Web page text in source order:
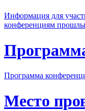
Информация для
конференциям
Программа
Место